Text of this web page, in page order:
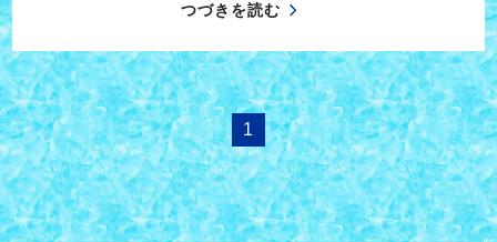
つづきを読む
1